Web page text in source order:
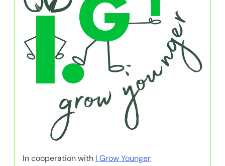
In cooperation with I Grow Younger